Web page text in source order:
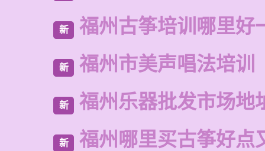
新 福州古筝培训哪里好
新 福州市美声唱法培训
新 福州乐器批发市场地
新 福州哪里买古筝好点